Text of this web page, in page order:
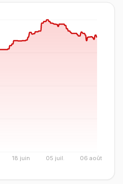
18 juin 05 juil. 06 août